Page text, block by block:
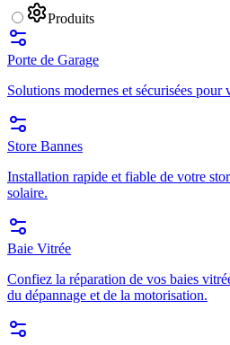
Produits
Porte de Garage
Solutions modernes et sécurisées pour
Store Bannes
Installation rapide et fiable de votre
solaire.
Baie Vitrée
Confiez la réparation de vos baies
du dépannage et de la motorisation.